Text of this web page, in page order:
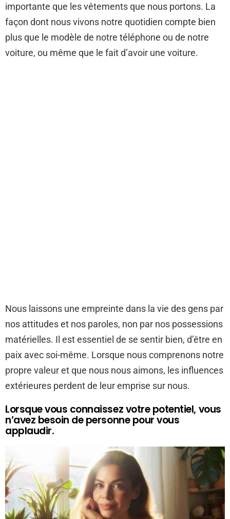
importante que les vêtements que nous portons. La
façon dont nous vivons notre quotidien compte bien
plus que le modèle de notre téléphone ou de notre
voiture, ou même que le fait d’avoir une voiture.
Nous laissons une empreinte dans la vie des gens par
nos attitudes et nos paroles, non par nos possessions
matérielles. Il est essentiel de se sentir bien, d’être en
paix avec soi-même. Lorsque nous comprenons notre
propre valeur et que nous nous aimons, les influences
extérieures perdent de leur emprise sur nous.
Lorsque vous connaissez votre potentiel, vous
n’avez besoin de personne pour vous
applaudir.